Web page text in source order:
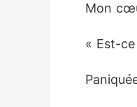
Mon
« Est-